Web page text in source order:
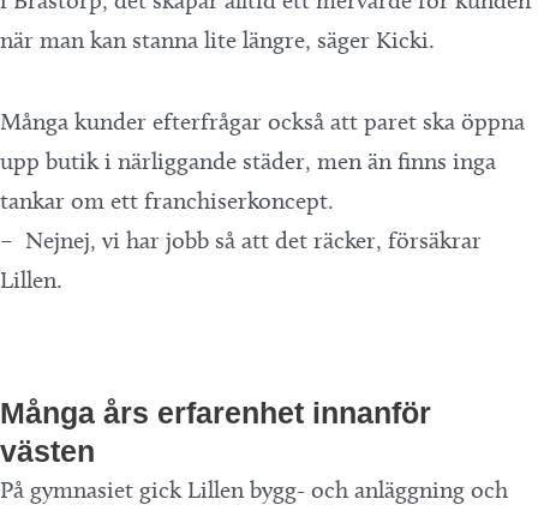
när man kan stanna lite längre, säger Kicki.
Många kunder efterfrågar också att paret ska öppna
upp butik i närliggande städer, men än finns inga
tankar om ett franchiserkoncept.
– Nejnej, vi har jobb så att det räcker, försäkrar
Lillen.
Många års erfarenhet innanför
västen
På gymnasiet gick Lillen bygg- och anläggning och